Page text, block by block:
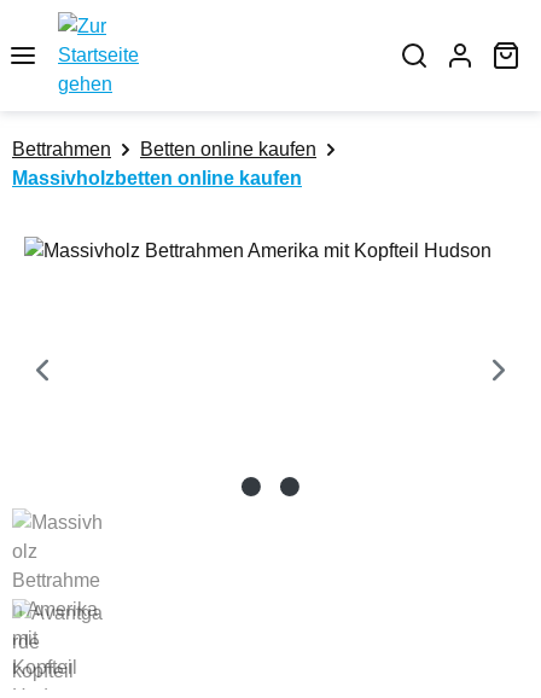
Zum Hauptinhalt springen
Bettrahmen
Betten online kaufen
Massivholzbetten online kaufen
Bildergalerie überspringen